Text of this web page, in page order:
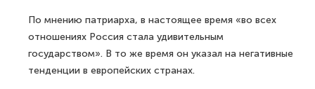
По мнению патриарха, в настоящее время «во всех
отношениях Россия стала удивительным
государством». В то же время он указал на негативные
тенденции в европейских странах.